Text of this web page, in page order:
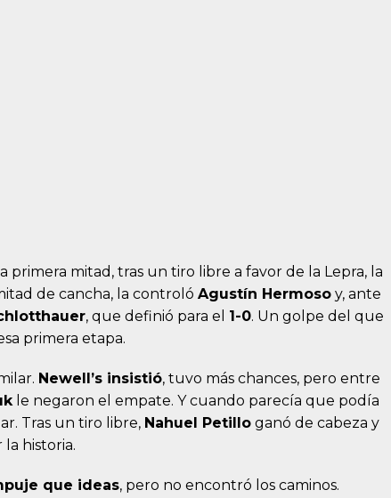
mitad, tras un tiro libre a favor de la Lepra, la
de cancha, la controló Agustín Hermoso y, ante
, que definió para el 1-0. Un golpe del que
primera etapa.
Newell’s insistió, tuvo más chances, pero entre
le negaron el empate. Y cuando parecía que podía
Tras un tiro libre, Nahuel Petillo ganó de cabeza y
historia.
que ideas, pero no encontró los caminos.